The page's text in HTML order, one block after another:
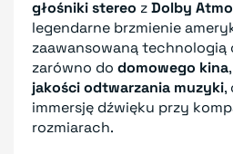
głośniki stereo zDolby
legendarne brzmienie
zaawansowaną technologią
zarówno do domowego kina
jakości odtwarzania muzyki,
immersję dźwięku przy
rozmiarach.